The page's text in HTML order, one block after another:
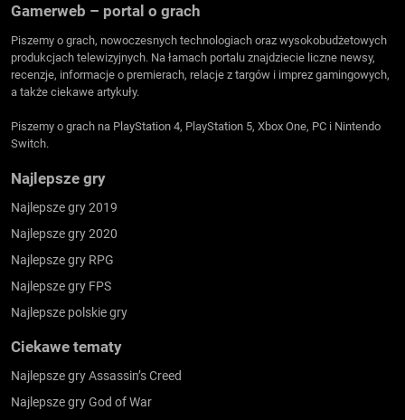
Gamerweb – portal o grach
Piszemy o grach, nowoczesnych technologiach oraz wysokobudżetowych
produkcjach telewizyjnych. Na łamach portalu znajdziecie liczne newsy,
recenzje, informacje o premierach, relacje z targów i imprez gamingowych,
a także ciekawe artykuły.
Piszemy o grach na PlayStation 4, PlayStation 5, Xbox One, PC i Nintendo
Switch.
Najlepsze gry
Najlepsze gry 2019
Najlepsze gry 2020
Najlepsze gry RPG
Najlepsze gry FPS
Najlepsze polskie gry
Ciekawe tematy
Najlepsze gry Assassin’s Creed
Najlepsze gry God of War